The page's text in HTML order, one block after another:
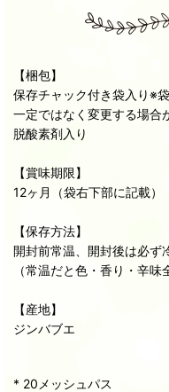
【梱包】
保存チャック付き袋入り※
一定ではなく変更する場合
脱酸素剤入り
【賞味期限】
12ヶ月（袋右下部に記載）
【保存方法】
開封前常温、開封後は必ず
（常温だと色・香り・辛味
【産地】
ジンバブエ
* 20メッシュパス